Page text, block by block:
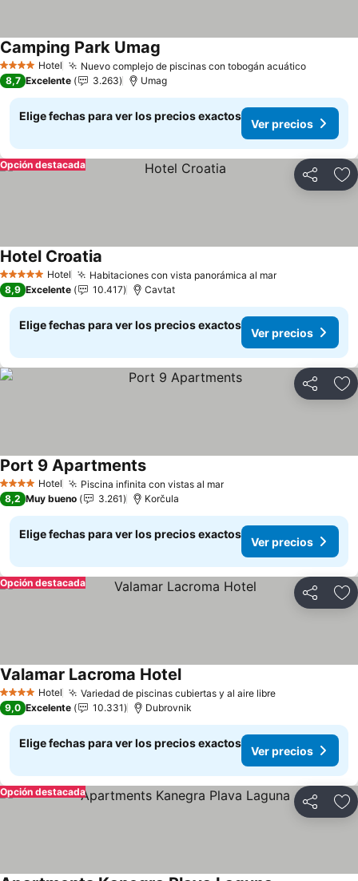
4 EstrellasHotel Nuevo complejo de piscinas con tobogán acuático
Camping Park Umag
8,7 Excelente 3.263 Umag
Elige fechas para ver los precios exactos
Ver precios
Compartir
Opción destacada
5 Estrellas Hotel Habitaciones con vista panorámica al mar
Hotel Croatia
8,9 Excelente 10.417 Cavtat
Elige fechas para ver los precios exactos
Ver precios
Compartir
4 EstrellasHotel Piscina infinita con vistas al mar
Port 9 Apartments
8,2 Muy bueno 3.261 Korčula
Elige fechas para ver los precios exactos
Ver precios
Compartir
Opción destacada
4 EstrellasHotel Variedad de piscinas cubiertas y al aire libre
Valamar Lacroma Hotel
9,0 Excelente 10.331 Dubrovnik
Elige fechas para ver los precios exactos
Ver precios
Compartir
Opción destacada